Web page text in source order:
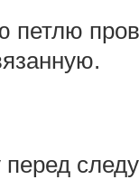
петлю
перед